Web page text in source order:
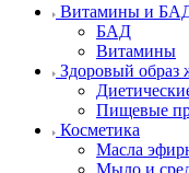
Витамины и
БАД
Витамины
Здоровый образ
Пищевые
Косметика
Масла
Мыло и